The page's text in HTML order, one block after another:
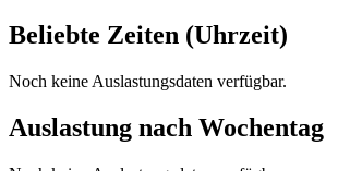
Beliebte Zeiten (Uhrzeit)
Noch keine Auslastungsdaten verfügbar.
Auslastung nach Wochentag